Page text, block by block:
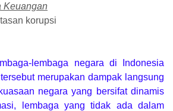
Keuangan
korupsi
lembaga negara di Indonesia
merupakan dampak langsung
negara yang bersifat dinamis
lembaga yang tidak ada dalam